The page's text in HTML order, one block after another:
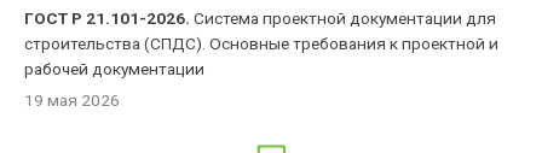
ГОСТ Р 21.101-2026. Система проектной документации для
строительства (СПДС). Основные требования к проектной и
рабочей документации
19 мая 2026